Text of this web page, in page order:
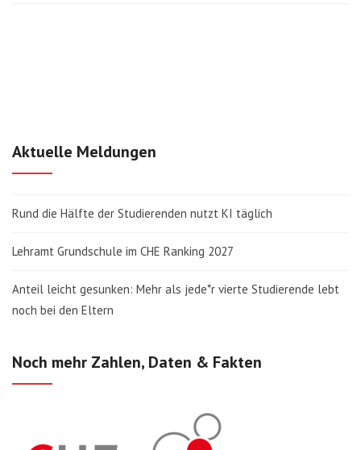
Aktuelle Meldungen
Rund die Hälfte der Studierenden nutzt KI täglich
Lehramt Grundschule im CHE Ranking 2027
Anteil leicht gesunken: Mehr als jede*r vierte Studierende lebt
noch bei den Eltern
Noch mehr Zahlen, Daten & Fakten